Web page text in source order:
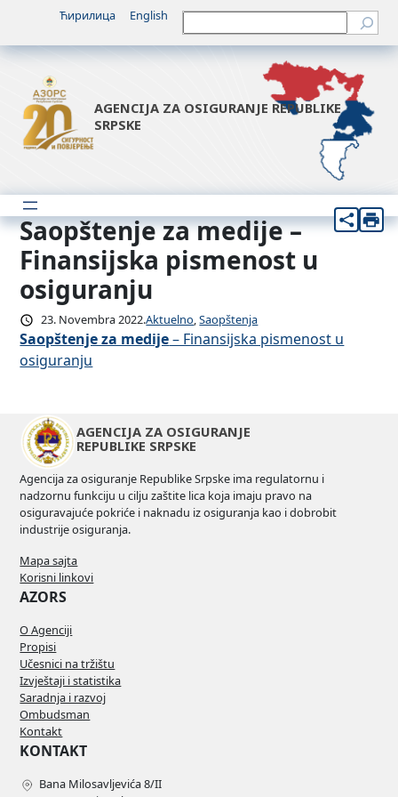
sadržaj
Ћирилица English Претрага
AGENCIJA ZA OSIGURANJE REPUBLIKE
SRPSKE
Saopštenje za medije –
Finansijska pismenost u
osiguranju
23. Novembra 2022.Aktuelno, Saopštenja
Saopštenje za medije– Finansijska pismenost u
osiguranju
AGENCIJA ZA OSIGURANJE
REPUBLIKE SRPSKE
Agencija za osiguranje Republike Srpske ima regulatornu i
nadzornu funkciju u cilju zaštite lica koja imaju pravo na
osiguravajuće pokriće i naknadu iz osiguranja kao i dobrobit
industrije osiguranja.
Mapa sajta
Korisni linkovi
AZORS
O Agenciji
Propisi
Učesnici na tržištu
Izvještaji i statistika
Saradnja i razvoj
Ombudsman
Kontakt
KONTAKT
Bana Milosavljevića 8/II